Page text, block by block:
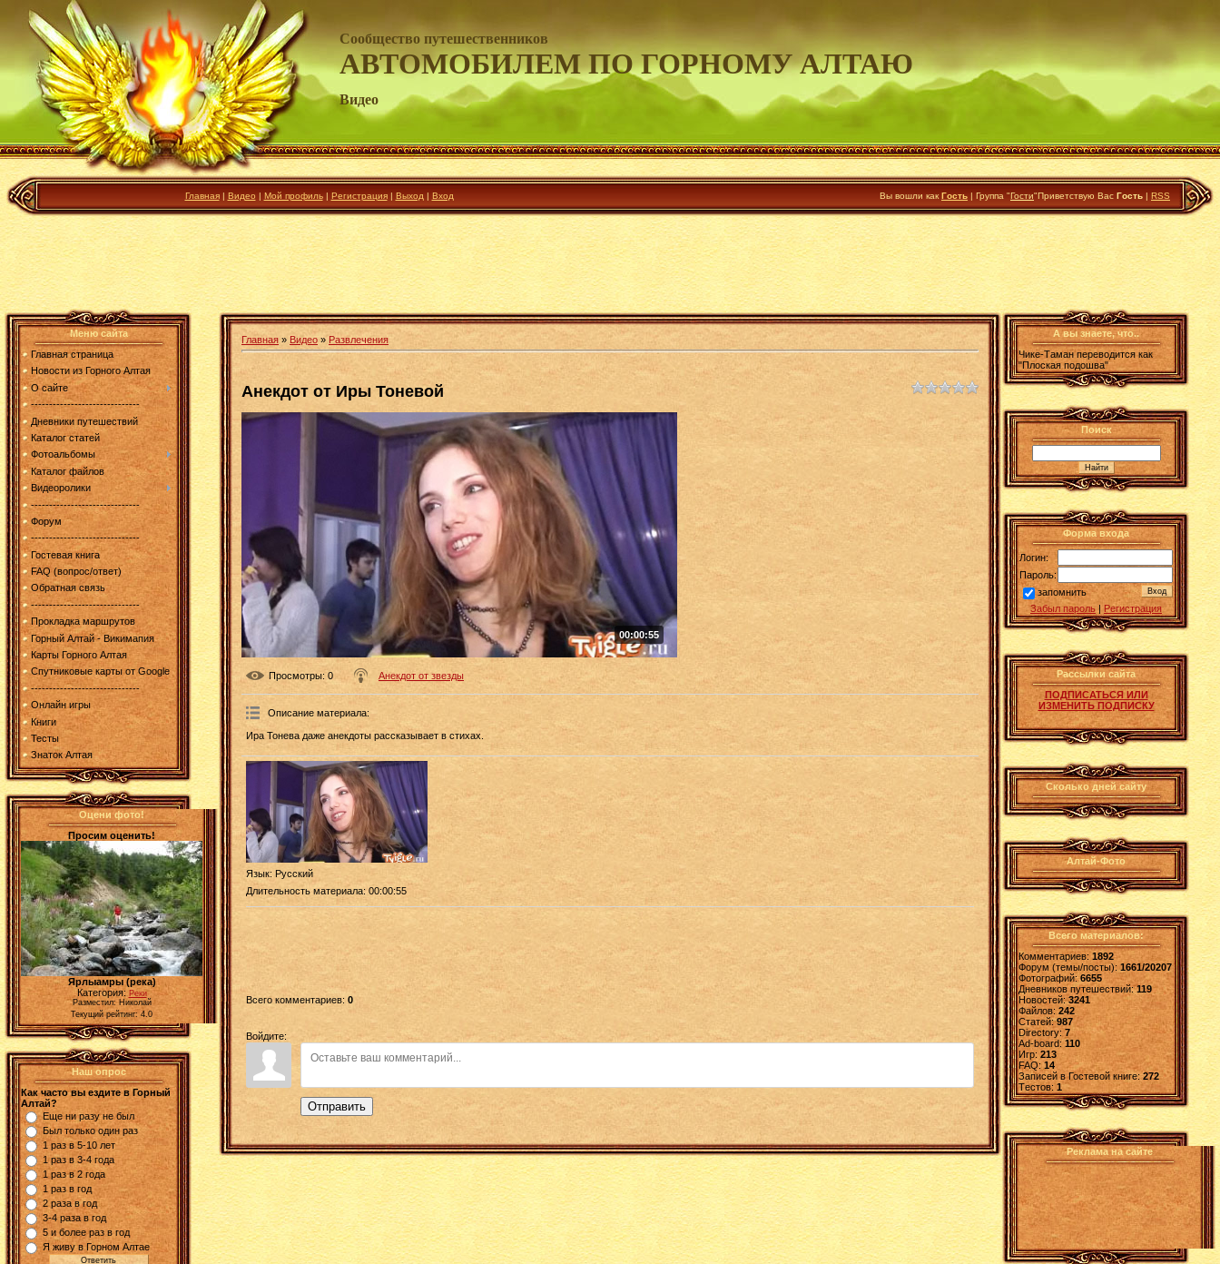
Сообщество путешественников
АВТОМОБИЛЕМ ПО ГОРНОМУ АЛТАЮ
Видео
Главная| Видео| Мой профиль| Регистрация| Выход | Вход Вы вошли как Гость | Группа "Гости"Приветствую Вас Гость | RSS
Меню сайта
Главная страница
Новости из Горного Алтая
О сайте
------------------------------
Дневники путешествий
Каталог статей
Фотоальбомы
Каталог файлов
Видеоролики
------------------------------
Форум
------------------------------
Гостевая книга
FAQ (вопрос/ответ)
Обратная связь
------------------------------
Прокладка маршрутов
Горный Алтай - Викимапия
Карты Горного Алтая
Спутниковые карты от Google
------------------------------
Онлайн игры
Книги
Тесты
Знаток Алтая
Оцени фото!
Просим оценить!
Ярлыамры (река)
Категория: Реки
Разместил: Николай
Текущий рейтинг: 4.0
Наш опрос
Как часто вы ездите в Горный
Алтай?
Еще ни разу не был
Был только один раз
1 раз в 5-10 лет
1 раз в 3-4 года
1 раз в 2 года
1 раз в год
2 раза в год
3-4 раза в год
5 и более раз в год
Я живу в Горном Алтае
Главная » Видео» Развлечения
Анекдот от Иры Тоневой
00:00:55
Просмотры: 0 Анекдот от звезды
Описание материала:
Ира Тонева даже анекдоты рассказывает в стихах.
Язык: Русский
Длительность материала: 00:00:55
Всего комментариев: 0
Войдите:
Отправить
А вы знаете, что..
Чике-Таман переводится как
"Плоская подошва"
Поиск
Форма входа
Логин:
Пароль:
запомнить
Забыл пароль | Регистрация
Рассылки сайта
ПОДПИСАТЬСЯ ИЛИ
ИЗМЕНИТЬ ПОДПИСКУ
Сколько дней сайту
Алтай-Фото
Всего материалов:
Комментариев: 1892
Форум (темы/посты):1661/20207
Фотографий:6655
Дневников путешествий:119
Новостей:3241
Файлов: 242
Статей:987
Directory: 7
Ad-board:110
Игр: 213
FAQ:14
Записей в Гостевой книге:272
Tестов: 1
Реклама на сайте